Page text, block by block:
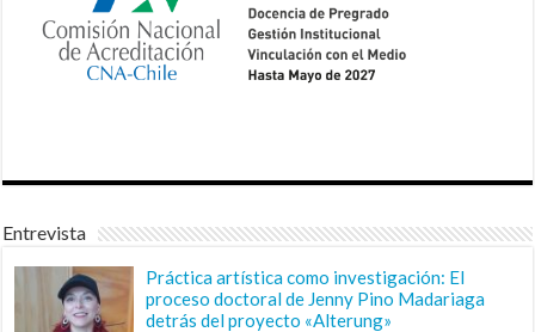
Entrevista
Práctica artística como investigación: El
proceso doctoral de Jenny Pino Madariaga
detrás del proyecto «Alterung»